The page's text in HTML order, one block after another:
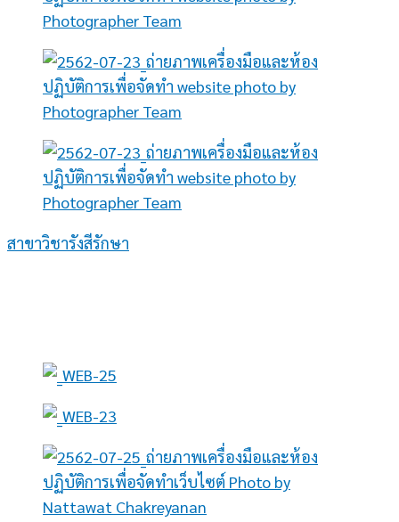
สาขาวิชารังสีรักษา